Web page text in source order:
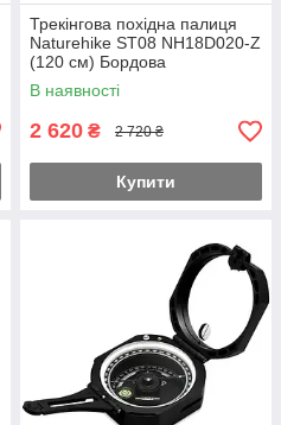
Трекінгова похідна палиця
Naturehike ST08 NH18D020-Z
(120 см) Бордова
В наявності
2 620 ₴ 2 720 ₴
Купити